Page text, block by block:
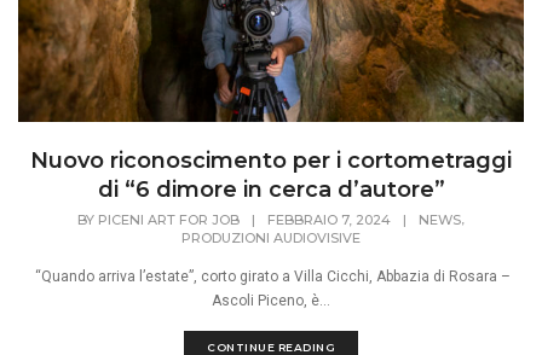
Nuovo riconoscimento per i cortometraggi
di “6 dimore in cerca d’autore”
BY PICENI ART FOR JOB | FEBBRAIO 7, 2024 | NEWS
PRODUZIONI AUDIOVISIVE
“Quando arriva l’estate”, corto girato a Villa Cicchi, Abbazia di Rosara –
Ascoli Piceno, è...
CONTINUE READING